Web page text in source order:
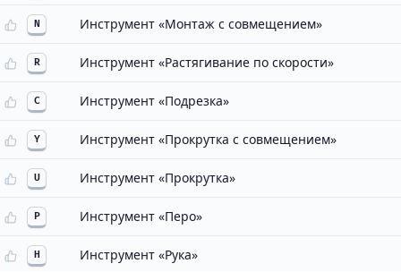
N Инструмент «Монтаж с совмещением»
R Инструмент «Растягивание по скорости»
C Инструмент «Подрезка»
Y Инструмент «Прокрутка с совмещением»
U Инструмент «Прокрутка»
P Инструмент «Перо»
H Инструмент «Рука»